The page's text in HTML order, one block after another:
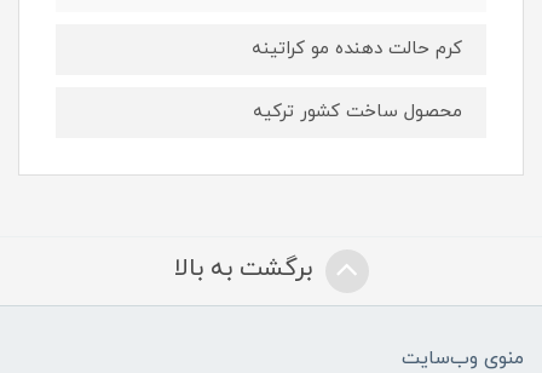
کرم حالت دهنده مو کراتینه
محصول ساخت کشور ترکیه
برگشت به بالا
منوی وب‌سایت